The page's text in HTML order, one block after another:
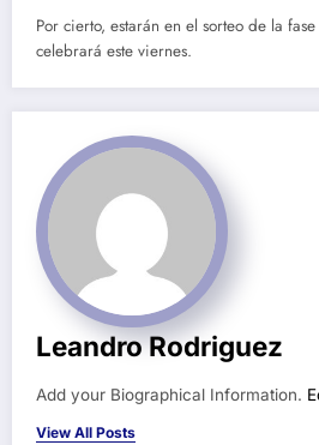
Por cierto, estarán en el sorteo de la
celebrará este viernes.
Leandro Rodriguez
Add your Biographical Information.
View All Posts